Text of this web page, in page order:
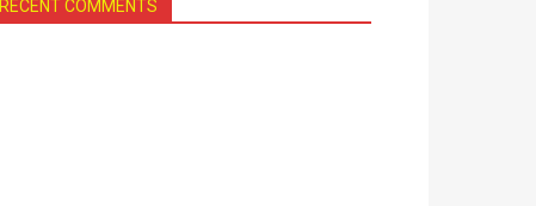
RECENT COMMENTS